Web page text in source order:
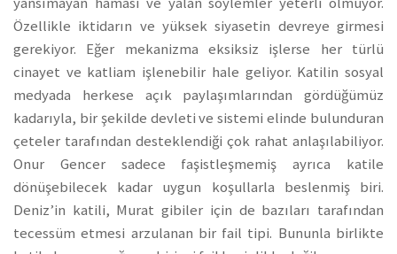
Özellikle iktidarın ve yüksek siyasetin devreye girmesi
gerekiyor. Eğer mekanizma eksiksiz işlerse her türlü
cinayet ve katliam işlenebilir hale geliyor. Katilin sosyal
medyada herkese açık paylaşımlarından gördüğümüz
kadarıyla, bir şekilde devleti ve sistemi elinde bulunduran
çeteler tarafından desteklendiği çok rahat anlaşılabiliyor.
Onur Gencer sadece faşistleşmemiş ayrıca katile
dönüşebilecek kadar uygun koşullarla beslenmiş biri.
Deniz’in katili, Murat gibiler için de bazıları tarafından
tecessüm etmesi arzulanan bir fail tipi. Bununla birlikte